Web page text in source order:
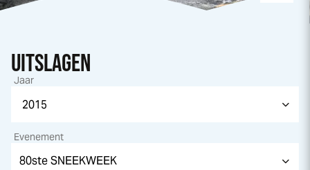
UITSLAGEN
Jaar
Evenement